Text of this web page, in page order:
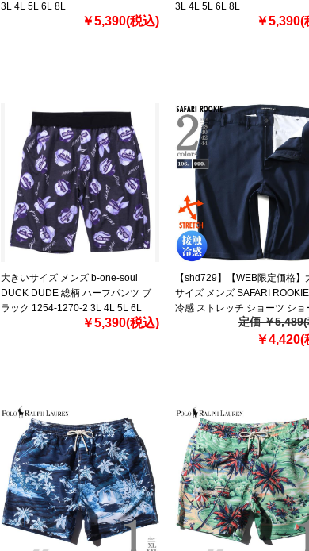
3L 4L 5L 6L 8L
￥5,390(税込)
3L 4L 5L 6L 8L
￥5,390(
大きいサイズ メンズ b-one-soul
DUCK DUDE 総柄 ハーフパンツ ブ
ラック 1254-1270-2 3L 4L 5L 6L
￥5,390(税込)
【shd729】【WEB限定価格】
サイズ メンズ SAFARI
冷感 ストレッチ ショーツ ショ
パンツ ハーフパンツ 18373
定価 ￥
￥4,420(